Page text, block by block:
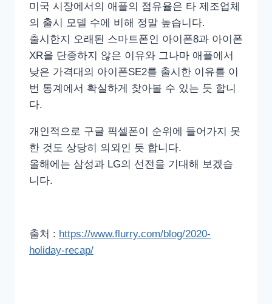
미국 시장에서의 애플의 점유율은 타 제조업체
의 출시 모델 수에 비해 정말 높습니다.
출시한지 오래된 스마트폰인 아이폰8과 아이폰
XR을 단종하지 않은 이유와 그나마 애플에서
낮은 가격대의 아이폰SE2를 출시한 이유를 이
번 통계에서 확실하게 찾아볼 수 있는 듯 합니
다.
개인적으로 구글 픽셀폰이 순위에 들어가지 못
한 것도 상당히 의외인 듯 합니다.
올해에는 삼성과 LG의 선전을 기대해 보겠습
니다.
출처 : https://www.flurry.com/blog/2020-
holiday-recap/